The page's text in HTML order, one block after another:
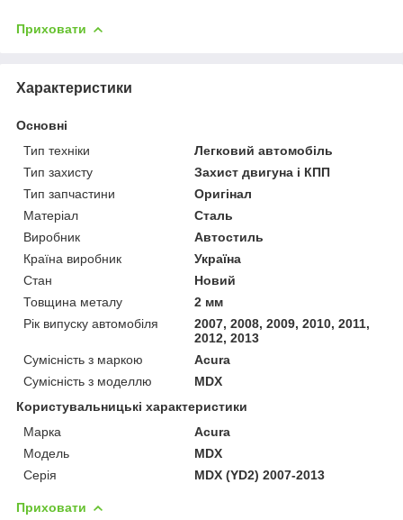
Приховати
Характеристики
Основні
Тип техніки
Легковий автомобіль
Тип захисту
Захист двигуна і КПП
Тип запчастини
Оригінал
Матеріал
Сталь
Виробник
Автостиль
Країна виробник
Україна
Стан
Новий
Товщина металу
2 мм
Рік випуску автомобіля
2007, 2008, 2009, 2010, 2011,
2012, 2013
Сумісність з маркою
Acura
Сумісність з моделлю
MDX
Користувальницькі характеристики
Марка
Acura
Модель
MDX
Серія
MDX (YD2) 2007-2013
Приховати